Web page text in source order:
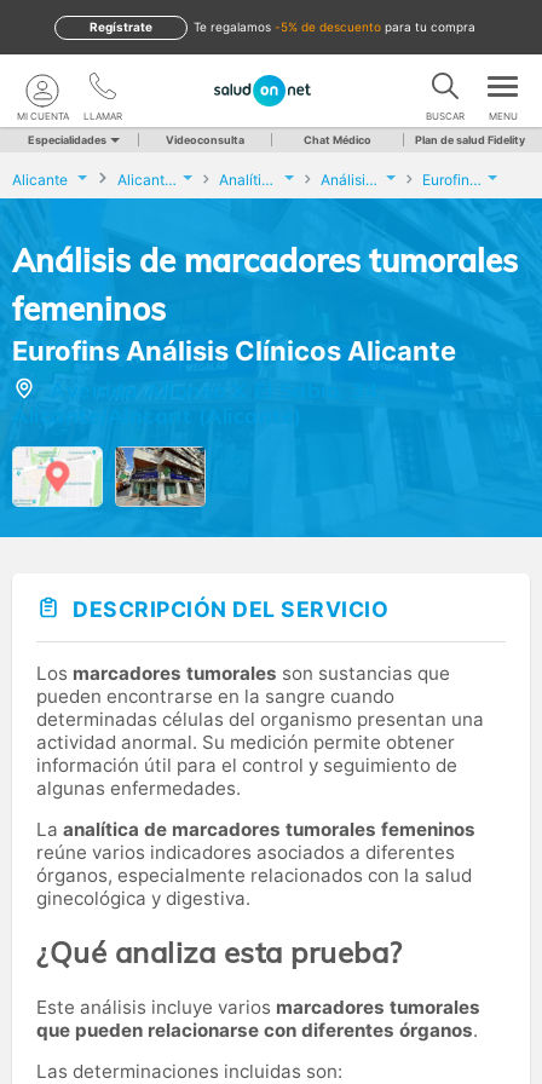
te regalamos -5% de descuento para tu compra
Regístrate
LLAMAR
MI CUENTA BUSCAR MENU
Especialidades Videoconsulta Chat Médico Plan de salud Fidelity
Alicante Alicante/Alacant Analíticas y Genética Análisis de marcadores tumorales femeninos Eurofins Análisis Clínicos Alicante
Análisis de marcadores tumorales
femeninos
Eurofins Análisis Clínicos Alicante
Avenida Alfonso X El Sabio, 34,
Alicante/Alacant (Alicante)
DESCRIPCIÓN DEL SERVICIO
Los marcadores tumorales son sustancias que
pueden encontrarse en la sangre cuando
determinadas células del organismo presentan una
actividad anormal. Su medición permite obtener
información útil para el control y seguimiento de
algunas enfermedades.
La analítica de marcadores tumorales femeninos
reúne varios indicadores asociados a diferentes
órganos, especialmente relacionados con la salud
ginecológica y digestiva.
¿Qué analiza esta prueba?
Este análisis incluye varios marcadores tumorales
que pueden relacionarse con diferentes órganos.
Las determinaciones incluidas son: